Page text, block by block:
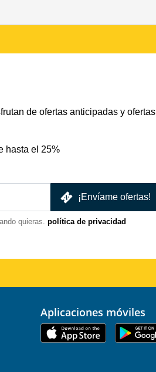
de ofertas anticipadas y ofertas
hasta el 25%
¡Envíame ofertas!
quieras. política de privacidad
Aplicaciones móviles